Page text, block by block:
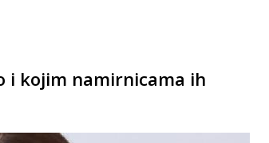
i kojim namirnicama ih